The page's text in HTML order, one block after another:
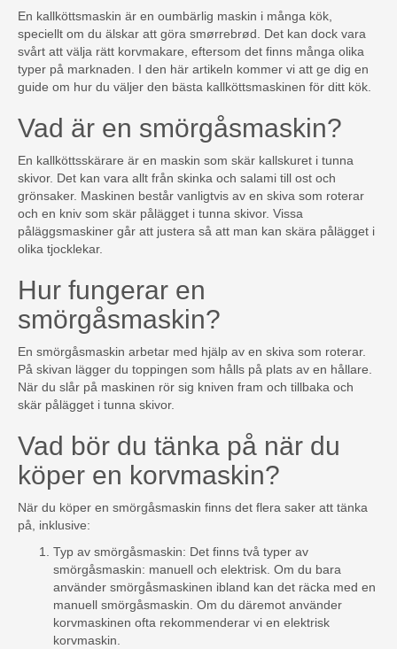
En kallköttsmaskin är en oumbärlig maskin i många kök,
speciellt om du älskar att göra smørrebrød. Det kan dock vara
svårt att välja rätt korvmakare, eftersom det finns många olika
typer på marknaden. I den här artikeln kommer vi att ge dig en
guide om hur du väljer den bästa kallköttsmaskinen för ditt kök.
Vad är en smörgåsmaskin?
En kallköttsskärare är en maskin som skär kallskuret i tunna
skivor. Det kan vara allt från skinka och salami till ost och
grönsaker. Maskinen består vanligtvis av en skiva som roterar
och en kniv som skär pålägget i tunna skivor. Vissa
påläggsmaskiner går att justera så att man kan skära pålägget i
olika tjocklekar.
Hur fungerar en
smörgåsmaskin?
En smörgåsmaskin arbetar med hjälp av en skiva som roterar.
På skivan lägger du toppingen som hålls på plats av en hållare.
När du slår på maskinen rör sig kniven fram och tillbaka och
skär pålägget i tunna skivor.
Vad bör du tänka på när du
köper en korvmaskin?
När du köper en smörgåsmaskin finns det flera saker att tänka
på, inklusive:
Typ av smörgåsmaskin: Det finns två typer av
smörgåsmaskin: manuell och elektrisk. Om du bara
använder smörgåsmaskinen ibland kan det räcka med en
manuell smörgåsmaskin. Om du däremot använder
korvmaskinen ofta rekommenderar vi en elektrisk
korvmaskin.